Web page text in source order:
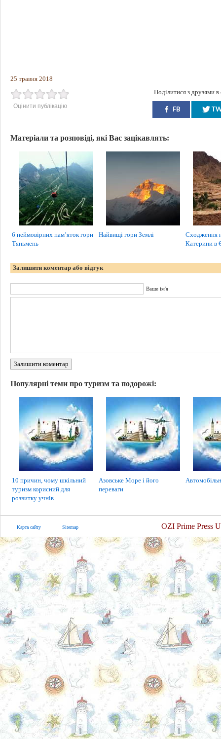
25 травня 2018
Оцінити публікацію
Поділитися з друзями
FB
Матеріали та розповіді, які Вас зацікавлять:
6 неймовірних пам’яток гори
Тяньмень
Найвищі гори Землі
Сходження
Катерини в
Залишити коментар або відгук
Ваше ім'я
Залишити коментар
Популярні теми про туризм та подорожі:
10 причин, чому шкільний
туризм корисний для
розвитку учнів
Азовське Море і його
переваги
Карта сайту Sitemap OZI Prime Press